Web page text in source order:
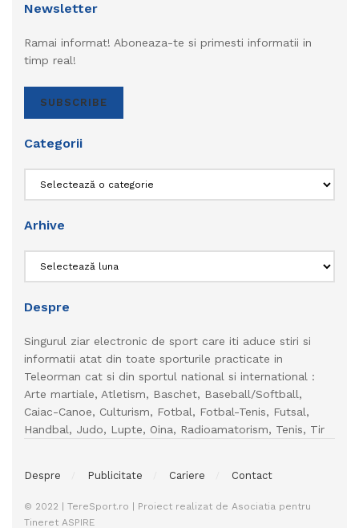
Newsletter
Ramai informat! Aboneaza-te si primesti informatii in
timp real!
SUBSCRIBE
Categorii
Arhive
Despre
Singurul ziar electronic de sport care iti aduce stiri si
informatii atat din toate sporturile practicate in
Teleorman cat si din sportul national si international :
Arte martiale, Atletism, Baschet, Baseball/Softball,
Caiac-Canoe, Culturism, Fotbal, Fotbal-Tenis, Futsal,
Handbal, Judo, Lupte, Oina, Radioamatorism, Tenis, Tir
Despre Publicitate Cariere Contact
© 2022 | TereSport.ro | Proiect realizat de Asociatia pentru
Tineret ASPIRE